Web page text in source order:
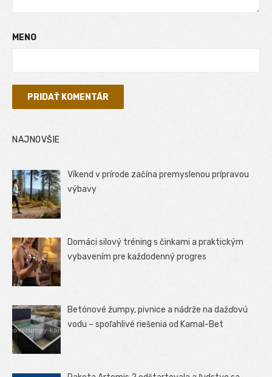
MENO
NAJNOVŠIE
Víkend v prírode začína premyslenou prípravou
výbavy
Domáci silový tréning s činkami a praktickým
vybavením pre každodenný progres
Betónové žumpy, pivnice a nádrže na dažďovú
vodu – spoľahlivé riešenia od Kamal-Bet